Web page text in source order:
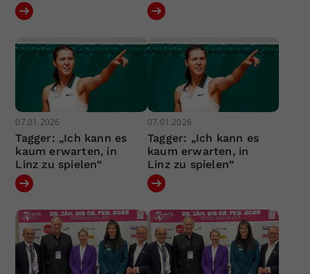
07.01.2026
Tagger: „Ich kann es
kaum erwarten, in
Linz zu spielen“
07.01.2026
Tagger: „Ich kann es
kaum erwarten, in
Linz zu spielen“